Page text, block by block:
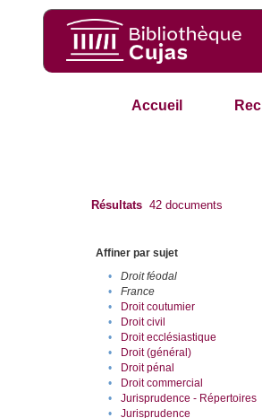
Accueil
Résultats 42 documents
Affiner par sujet
•
Droit féodal
•
France
•
Droit coutumier
•
Droit civil
•
Droit ecclésiastique
•
Droit (général)
•
Droit pénal
•
Droit commercial
•
Jurisprudence - Répertoires
•
Jurisprudence